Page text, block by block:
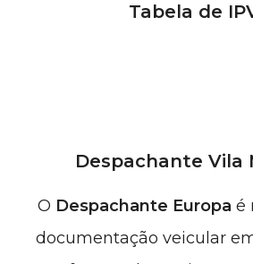
Tabela de
Despachante Vila
O Despachante Europa é
documentação veicular